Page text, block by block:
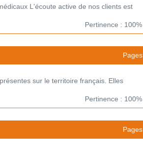
L'écoute active de nos clients est
Pertinence : 100%
Pages
sur le territoire français. Elles
Pertinence : 100%
Pages